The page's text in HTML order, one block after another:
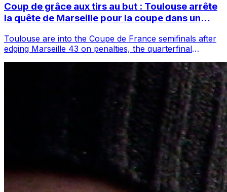
Coup de grâce aux tirs au but : Toulouse arrête
la quête de Marseille pour la coupe dans un
Toulouse are into the Coupe de France semifinals after
edging Marseille 43 on penalties, the quarterfinal